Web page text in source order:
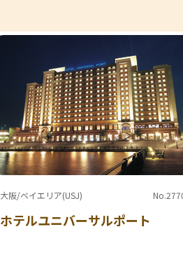
大阪/ベイエリア(USJ)
ホテルユニバーサルポート